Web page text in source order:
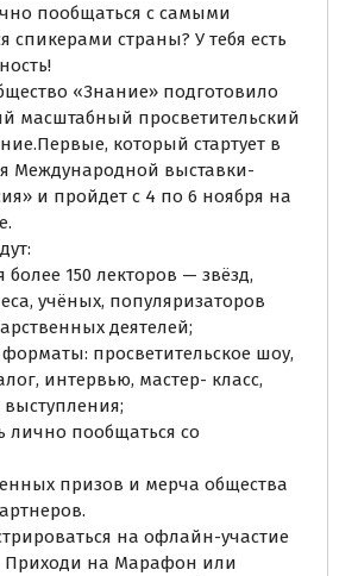
пообщаться с самыми
страны? У тебя есть
«Знание» подготовило
масштабный просветительский
который стартует в
Международной выставки-
и пройдет с 4 по 6 ноября на
более 150 лекторов — звёзд,
учёных, популяризаторов
деятелей;
просветительское шоу,
интервью, мастер- класс,
лично пообщаться со
призов и мерча общества
на офлайн-участие
Приходи на Марафон или